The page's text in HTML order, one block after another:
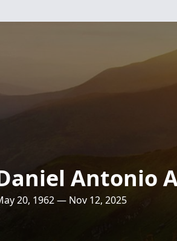
Antonio
20, 1962 — Nov 12, 2025